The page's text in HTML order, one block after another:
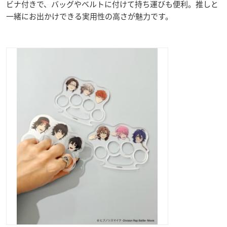
ビナ付きで、バッグやベルトに付けて持ち運びも便利。推しと
一緒にお出かけできる実用性の高さが魅力です。